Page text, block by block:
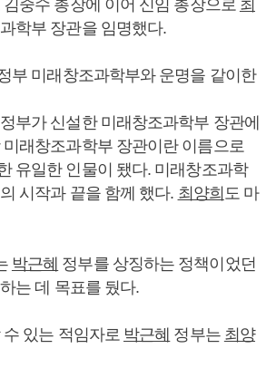
중수 총장에 이어 신임 총장으로 최
학부 장관을 임명했다.
부 미래창조과학부와 운명을 같이한
정부가 신설한 미래창조과학부 장관에
래창조과학부 장관이란 이름으로
유일한 인물이 됐다. 미래창조과학
시작과 끝을 함께 했다. 최양희 도 마
박근혜 정부를 상징하는 정책이었던
는 데 목표를 뒀다.
있는 적임자로 박근혜 정부는 최양